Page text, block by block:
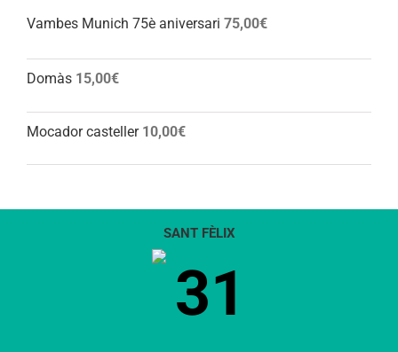
Vambes Munich 75è aniversari 75,00€
Domàs 15,00€
Mocador casteller 10,00€
SANT FÈLIX
31